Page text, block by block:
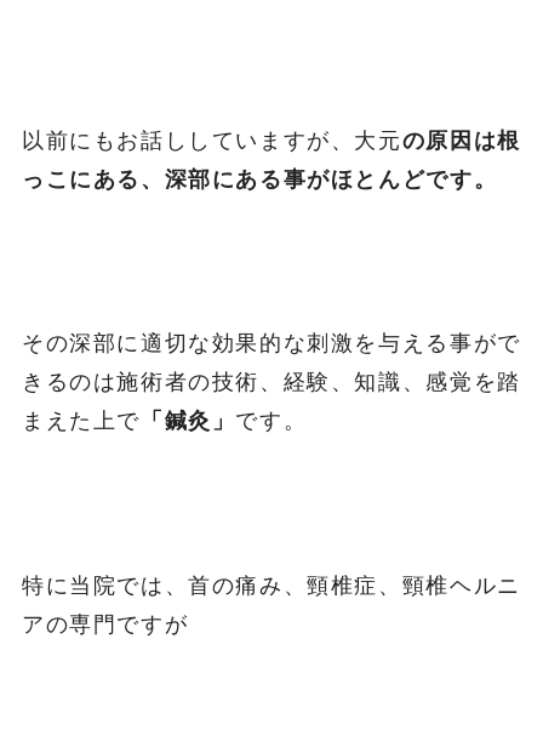
以前にもお話ししていますが、大元の原因は根
っこにある、深部にある事がほとんどです。
その深部に適切な効果的な刺激を与える事がで
きるのは施術者の技術、経験、知識、感覚を踏
まえた上で 「鍼灸」 です。
特に当院では、首の痛み、頸椎症、頸椎ヘルニ
アの専門ですが